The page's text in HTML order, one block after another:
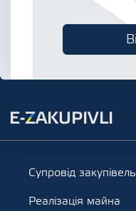
Супровід закупівель
Реалізація майна